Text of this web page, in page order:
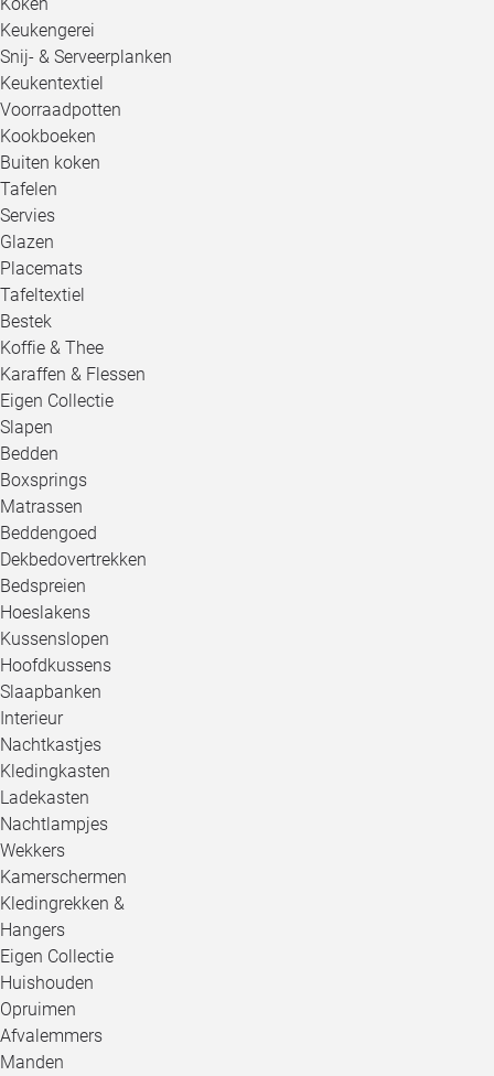
Keukengerei
Snij- & Serveerplanken
Keukentextiel
Voorraadpotten
Kookboeken
Buiten koken
Tafelen
Servies
Glazen
Placemats
Tafeltextiel
Bestek
Koffie & Thee
Karaffen & Flessen
Eigen Collectie
Slapen
Bedden
Boxsprings
Matrassen
Beddengoed
Dekbedovertrekken
Bedspreien
Hoeslakens
Kussenslopen
Hoofdkussens
Slaapbanken
Interieur
Nachtkastjes
Kledingkasten
Ladekasten
Nachtlampjes
Wekkers
Kamerschermen
Kledingrekken &
Hangers
Eigen Collectie
Huishouden
Opruimen
Afvalemmers
Manden